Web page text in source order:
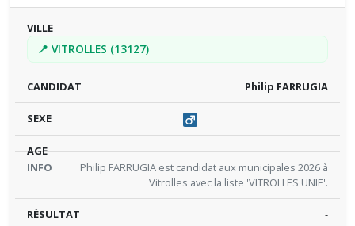
📍 VITROLLES (13127)
Philip FARRUGIA
Philip FARRUGIA est candidat aux municipales 2026 à
Vitrolles avec la liste 'VITROLLES UNIE'.
-